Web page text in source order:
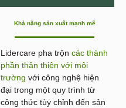
Khả năng sản xuất mạnh mẽ
Lidercare pha trộn các thành
phần thân thiện với môi
trường với công nghệ hiện
đại trong một quy trình từ
công thức tùy chỉnh đến sản